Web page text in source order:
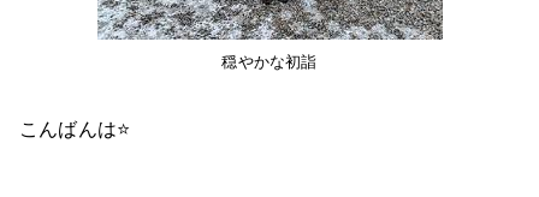
穏やかな初詣
こんばんは⭐